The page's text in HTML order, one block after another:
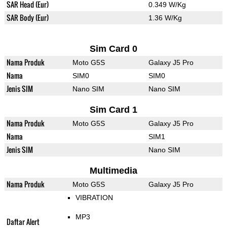
SAR Head (Eur) 0.349 W/Kg
SAR Body (Eur) 1.36 W/Kg
Sim Card 0
Nama Produk Moto G5S Galaxy J5 Pro
Nama SIM0 SIM0
Jenis SIM Nano SIM Nano SIM
Sim Card 1
Nama Produk Moto G5S Galaxy J5 Pro
Nama SIM1
Jenis SIM Nano SIM
Multimedia
Nama Produk Moto G5S Galaxy J5 Pro
Daftar Alert
VIBRATION
MP3